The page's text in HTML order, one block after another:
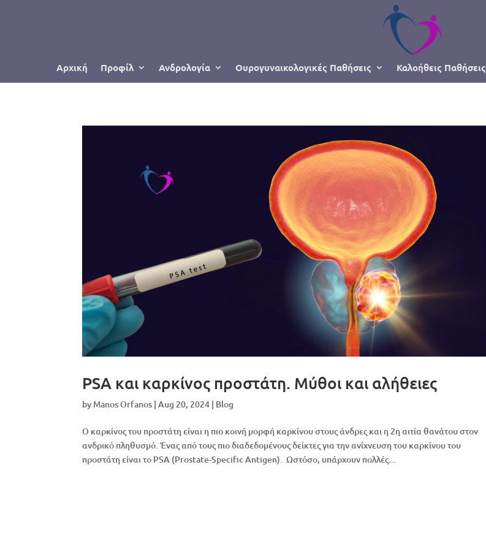
Αρχική Προφίλ Ανδρολογία Ουρογυναικολογικές Παθήσεις Καλοήθεις Παθήσεις
PSA και καρκίνος προστάτη. Μύθοι και αλήθειες
by Manos Orfanos |Aug 20, 2024 | Blog
Ο καρκίνος του προστάτη είναι η πιο κοινή μορφή καρκίνου στους άνδρες και η 2η αιτία θανάτου στον
ανδρικό πληθυσμό. Ένας από τους πιο διαδεδομένους δείκτες για την ανίχνευση του καρκίνου του
προστάτη είναι το PSA (Prostate-Specific Antigen). Ωστόσο, υπάρχουν πολλές...